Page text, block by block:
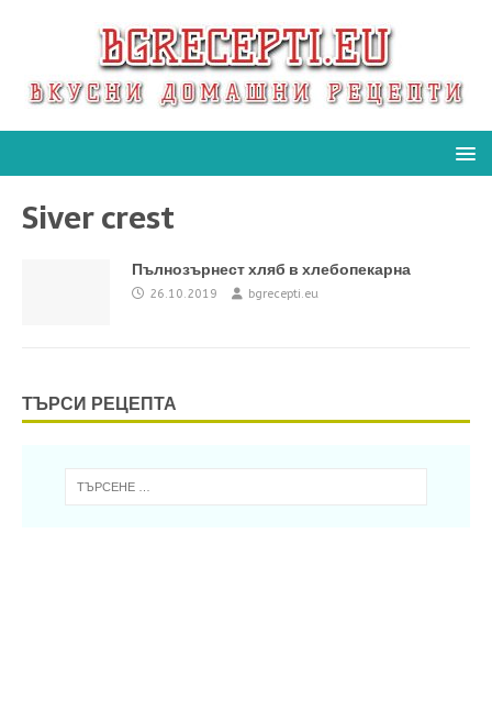
Siver crest
Пълнозърнест хляб в хлебопекарна
26.10.2019 bgrecepti.eu
ТЪРСИ РЕЦЕПТА